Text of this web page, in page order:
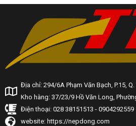
Địa chỉ: 294/6A Phạm Văn Bạch, P.15, Q.
Kho hàng: 37/23/9 Hồ Văn Long,
Điện thoại: 028 38151513 - 0904292559
website: https://nepdong.com